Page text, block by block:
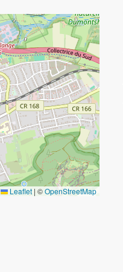
Leaflet | ©OpenStreetMap